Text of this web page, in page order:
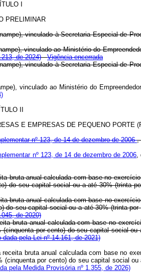
I
PRELIMINAR
vinculado à Secretaria Especial de
vinculado ao Ministério do
de 2024)
Vigência encerrada
vinculado à Secretaria Especial de
vinculado ao Ministério do
II
E EMPRESAS DE PEQUENO PORTE
nº 123, de 14 de dezembro de 2006,
nº 123, de 14 de dezembro de 2006,
bruta anual calculada com base no
do seu capital social ou a até 30% (trinta
bruta anual calculada com base no
seu capital social ou a até 30% (trinta
de 2020)
bruta anual calculada com base no
por cento) do seu capital social
dada pela Lei nº 14.161, de 2021)
bruta anual calculada com base no
por cento) do seu capital social
pela Medida Provisória nº 1.355, de 2026)